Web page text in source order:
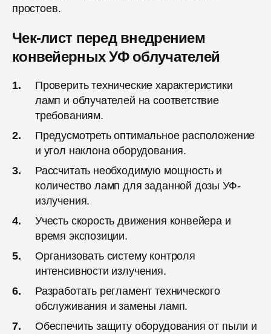
простоев.
Чек-лист перед внедрением
конвейерных УФ облучателей
Проверить технические характеристики
ламп и облучателей на соответствие
требованиям.
Предусмотреть оптимальное расположение
и угол наклона оборудования.
Рассчитать необходимую мощность и
количество ламп для заданной дозы УФ-
излучения.
Учесть скорость движения конвейера и
время экспозиции.
Организовать систему контроля
интенсивности излучения.
Разработать регламент технического
обслуживания и замены ламп.
Обеспечить защиту оборудования от пыли и